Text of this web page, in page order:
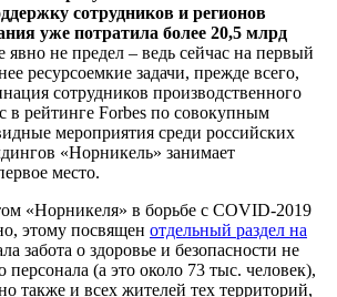
сотрудников и регионов
уже потратила более 20,5 млрд
явно не предел – ведь сейчас на первый
ресурсоемкие задачи, прежде всего,
сотрудников производственного
в рейтинге Forbes по совокупным
мероприятия среди российских
«Норникель» занимает
место.
«Норникеля» в борьбе с COVID-2019
этому посвящен отдельный раздел на
забота о здоровье и безопасности не
персонала (а это около 73 тыс. человек),
также и всех жителей тех территорий,